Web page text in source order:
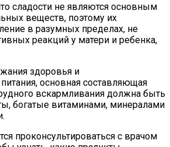
сладости не являются основным
веществ, поэтому их
в разумных пределах, не
реакций у матери и ребенка,
здоровья и
основная составляющая
вскармливания должна быть
богатые витаминами, минералами
проконсультироваться с врачом